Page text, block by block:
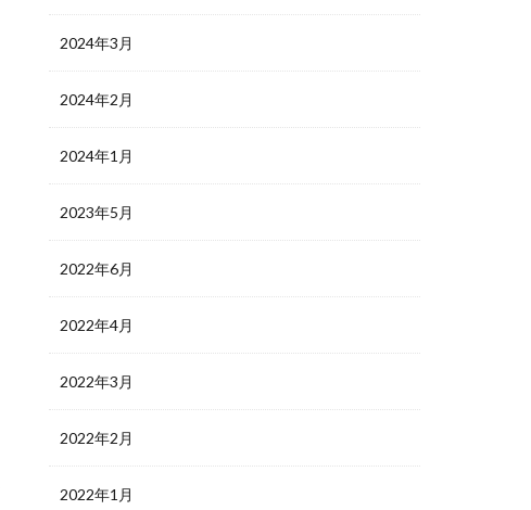
2024年3月
2024年2月
2024年1月
2023年5月
2022年6月
2022年4月
2022年3月
2022年2月
2022年1月